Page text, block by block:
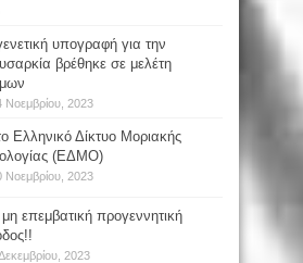
υπογραφή για την
βρέθηκε σε μελέτη
Νοεμβρίου, 2023
Ελληνικό Δίκτυο Μοριακής
(ΕΔΜΟ)
Νοεμβρίου, 2023
επεμβατική προγεννητική
2023